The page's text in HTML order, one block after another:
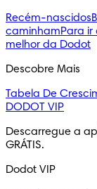
Recém-nascidos
caminhamPara
melhor da Dodot
Descobre Mais
Tabela De
DODOT VIP
Descarregue a
GRÁTIS.
Dodot VIP